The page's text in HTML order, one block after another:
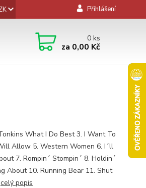
Přihlášení
0ks
za 0,00 Kč
What I Do Best 3. I Want To
Allow 5. Western Women 6. I´ll
7. Rompin´ Stompin´ 8. Holdin´
About 10. Running Bear 11. Shut
celý popis